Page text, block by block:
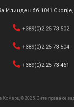
Илинден бб 1041
+389(0)2 25 73 502
+389(0)2 25 73 504
+389(0)2 25 73 461
Комерц © 2025. Сите права се